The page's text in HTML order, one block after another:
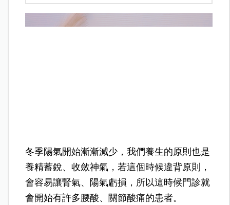
冬季陽氣開始漸漸減少，我們養生的原則也是
養精蓄銳、收斂神氣，若這個時候違背原則，
會容易讓腎氣、陽氣虧損，所以這時候門診就
會開始有許多腰酸、關節酸痛的患者。